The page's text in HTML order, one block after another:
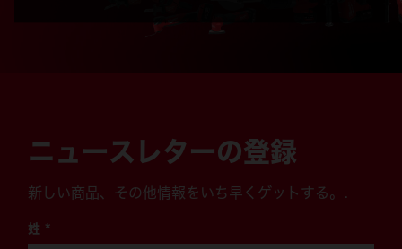
ニュースレターの登録
新しい商品、その他情報をいち早くゲットする。.
姓 *